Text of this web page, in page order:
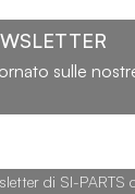
sulle
di SI-PARTS